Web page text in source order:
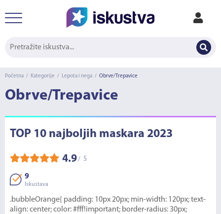
Početna / Kategorije / Lepota i nega / Obrve/Trepavice
Obrve/Trepavice
TOP 10 najboljih maskara 2023
4.9/ 5
9
Iskustava
.bubbleOrange{ padding: 10px 20px; min-width: 120px; text-
align: center; color: #fff!important; border-radius: 30px;